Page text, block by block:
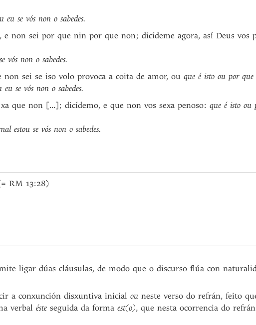
eu se vós non o sabedes.
non sei por que nin por que non; dicídeme agora, así Deus vos
vós non o sabedes.
sei se iso volo provoca a coita de amor, ou que é isto ou por que
eu se vós non o sabedes.
que non [...]; dicídemo, e que non vos sexa penoso: que é isto ou
estou se vós non o sabedes.
RM 13:28)
ligar dúas cláusulas, de modo que o discurso flúa con
a conxunción disxuntiva inicial ou neste verso do refrán, feito
verbal éste seguida da forma est(o), que nesta ocorrencia do